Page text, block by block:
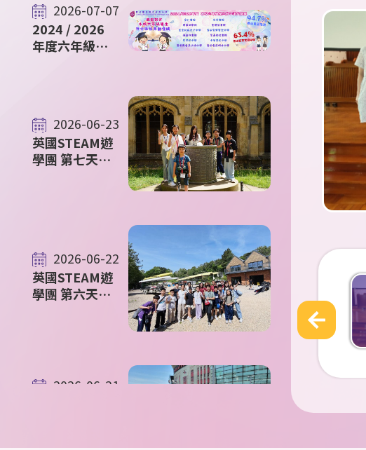
2026-07-07
2024 / 2026
年度六年級升
2026-06-23
英國STEAM遊
學團 第七天花
2026-06-22
英國STEAM遊
學團 第六天花
2026-06-21